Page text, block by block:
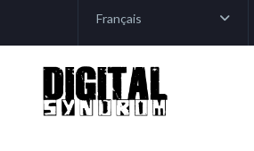
Français